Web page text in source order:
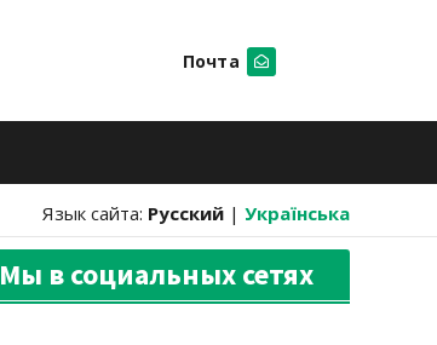
Почта
Язык сайта: Русский | Українська
Мы в социальных сетях